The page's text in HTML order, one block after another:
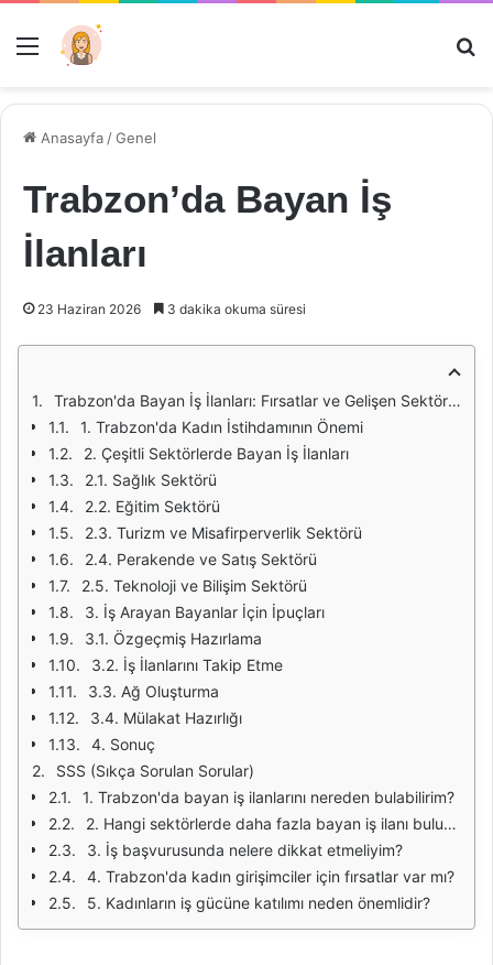
Menü
Anasayfa /Genel
Trabzon’da Bayan İş
İlanları
23 Haziran 2026 3 dakika okuma süresi
Trabzon'da Bayan İş İlanları: Fırsatlar ve Gelişen Sektörler
1. Trabzon'da Kadın İstihdamının Önemi
2. Çeşitli Sektörlerde Bayan İş İlanları
2.1. Sağlık Sektörü
2.2. Eğitim Sektörü
2.3. Turizm ve Misafirperverlik Sektörü
2.4. Perakende ve Satış Sektörü
2.5. Teknoloji ve Bilişim Sektörü
3. İş Arayan Bayanlar İçin İpuçları
3.1. Özgeçmiş Hazırlama
3.2. İş İlanlarını Takip Etme
3.3. Ağ Oluşturma
3.4. Mülakat Hazırlığı
4. Sonuç
SSS (Sıkça Sorulan Sorular)
1. Trabzon'da bayan iş ilanlarını nereden bulabilirim?
2. Hangi sektörlerde daha fazla bayan iş ilanı bulunmaktadır?
3. İş başvurusunda nelere dikkat etmeliyim?
4. Trabzon'da kadın girişimciler için fırsatlar var mı?
5. Kadınların iş gücüne katılımı neden önemlidir?